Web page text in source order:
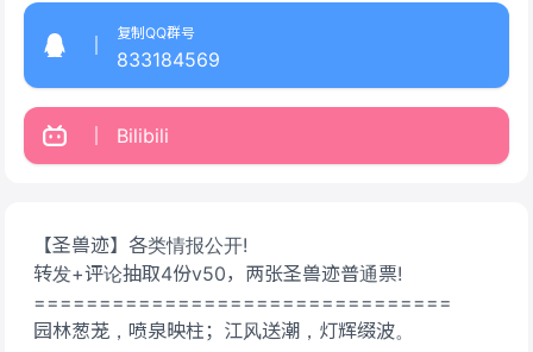
【圣兽迹】各类情报公开!
转发+评论抽取4份v50，两张圣兽迹普通票!
================================
园林葱茏，喷泉映柱；江风送潮，灯辉缀波。
复制QQ群号
833184569
Bilibili